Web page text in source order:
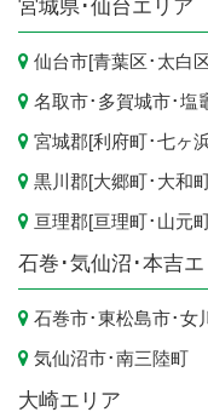
宮城県 ･仙台エリア
仙台市[青葉区･ 太白
名取市･ 多賀城市･塩
宮城郡[利府町･七ヶ
黒川郡[大郷町･ 大和
亘理郡[亘理町･ 山元
石巻･気仙沼･本吉エ
石巻市･東松島市･女
気仙沼市･南三陸町
大崎エリア